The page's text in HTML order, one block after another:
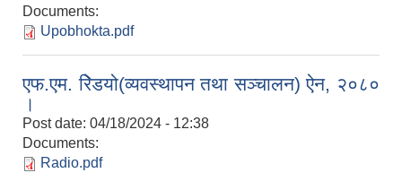
Documents:
Upobhokta.pdf
एफ.एम. रेिडयो(व्यवस्थापन तथा सञ्चालन) ऐन, २०८०
।
Post date: 04/18/2024 - 12:38
Documents:
Radio.pdf